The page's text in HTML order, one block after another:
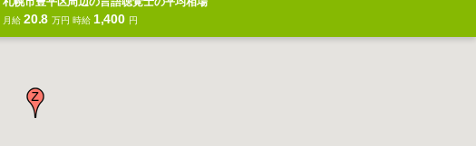
月給 20.8万円 時給 1,400 円